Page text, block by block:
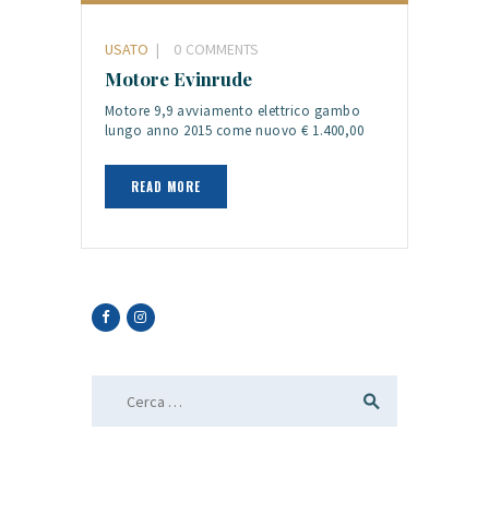
USATO 0 COMMENTS
Motore Evinrude
Motore 9,9 avviamento elettrico gambo
lungo anno 2015 come nuovo € 1.400,00
READ MORE